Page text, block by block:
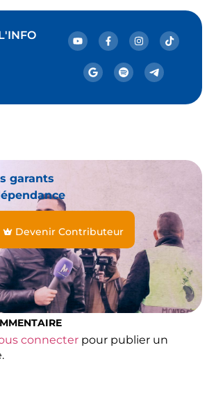
garants
Devenir Contributeur
connecter pour publier un